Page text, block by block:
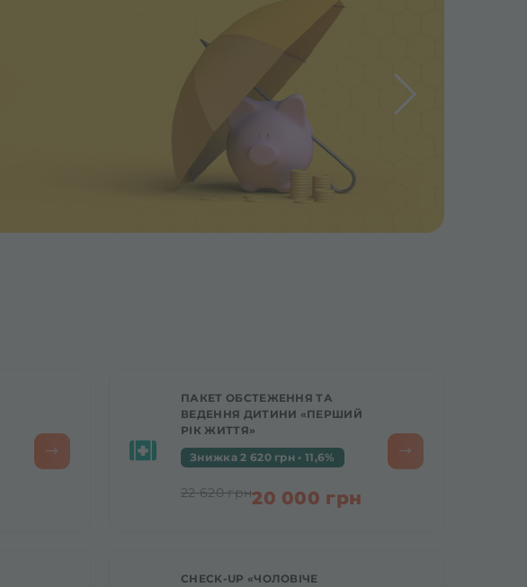
ПАКЕТ ОБСТЕЖЕННЯ ТА
ВЕДЕННЯ ДИТИНИ «ПЕРШИЙ
РІК ЖИТТЯ»
Знижка 2 620 грн • 11,6%
22 620 грн20 000 грн
CHECK-UP «ЧОЛОВІЧЕ